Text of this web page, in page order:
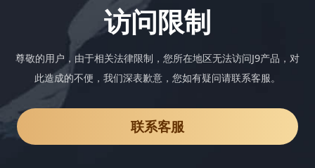
访问限制
尊敬的用户，由于相关法律限制，您所在地区无法访问J9产品，对
此造成的不便，我们深表歉意，您如有疑问请联系客服。
联系客服